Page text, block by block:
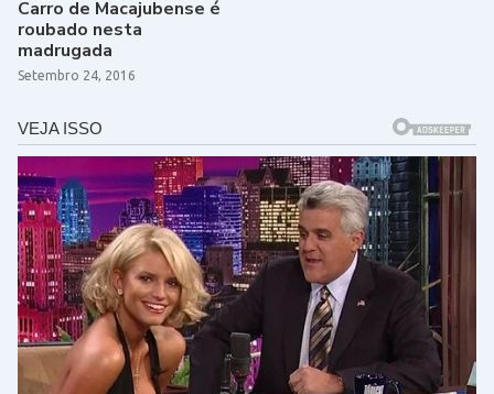
Carro de Macajubense é
roubado nesta
madrugada
Setembro 24, 2016